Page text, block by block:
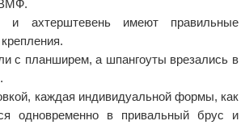
и ахтерштевень имеют правильные
с планширем, а шпангоуты врезались в
каждая индивидуальной формы, как
одновременно в привальный брус и